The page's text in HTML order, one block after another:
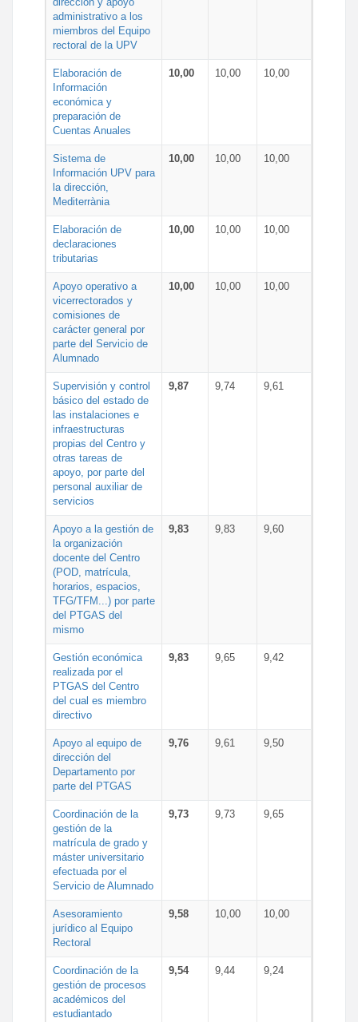
administrativo a los
miembros del Equipo
rectoral de la UPV
Elaboración de
Información
económica y
preparación de
Cuentas Anuales
10,00 10,00 10,00
Sistema de
Información UPV para
la dirección,
Mediterrània
10,00 10,00 10,00
Elaboración de
declaraciones
tributarias
10,00 10,00 10,00
Apoyo operativo a
vicerrectorados y
comisiones de
carácter general por
parte del Servicio de
Alumnado
10,00 10,00 10,00
Supervisión y control
básico del estado de
las instalaciones e
infraestructuras
propias del Centro y
otras tareas de
apoyo, por parte del
personal auxiliar de
servicios
9,87 9,74 9,61
Apoyo a la gestión de
la organización
docente del Centro
(POD, matrícula,
horarios, espacios,
TFG/TFM...) por parte
del PTGAS del
mismo
9,83 9,83 9,60
Gestión económica
realizada por el
PTGAS del Centro
del cual es miembro
directivo
9,83 9,65 9,42
Apoyo al equipo de
dirección del
Departamento por
parte del PTGAS
9,76 9,61 9,50
Coordinación de la
gestión de la
matrícula de grado y
máster universitario
efectuada por el
Servicio de Alumnado
9,73 9,73 9,65
Asesoramiento
jurídico al Equipo
Rectoral
9,58 10,00 10,00
Coordinación de la
gestión de procesos
académicos del
estudiantado
9,54 9,44 9,24